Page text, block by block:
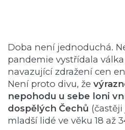
Doba není jednoduchá.
pandemie vystřídala
navazující zdražení cen
Není proto divu, že
nepohodu u sebe loni
dospělých Čechů
mladší lidé ve věku 18 až